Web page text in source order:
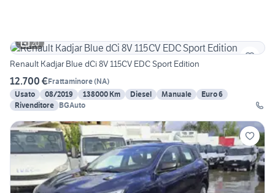
20
Renault Kadjar Blue dCi 8V 115CV EDC Sport Edition
12.700 €Frattaminore(NA)
Usato
08/2019 138000 Km Diesel Manuale
Euro 6
Rivenditore BGAuto